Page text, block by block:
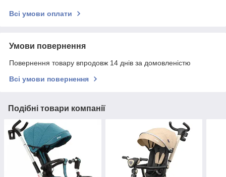
Всі умови оплати
Умови повернення
Повернення товару впродовж 14 днів за домовленістю
Всі умови повернення
Подібні товари компанії